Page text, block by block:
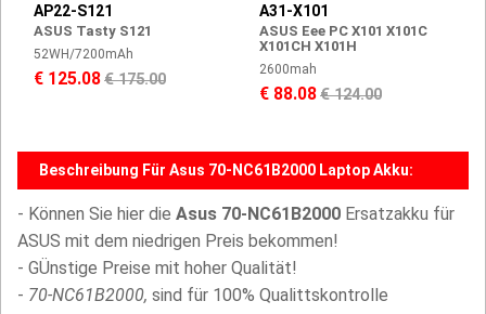
AP22-S121
ASUS Tasty S121
52WH/7200mAh
€ 125.08€ 175.00
A31-X101
ASUS Eee PC X101 X101C
X101CH X101H
2600mah
€ 88.08€ 124.00
Beschreibung Für Asus 70-NC61B2000 Laptop Akku:
- Können Sie hier die Asus 70-NC61B2000 Ersatzakku für
ASUS mit dem niedrigen Preis bekommen!
- GÜnstige Preise mit hoher Qualität!
- 70-NC61B2000, sind für 100% Qualittskontrolle